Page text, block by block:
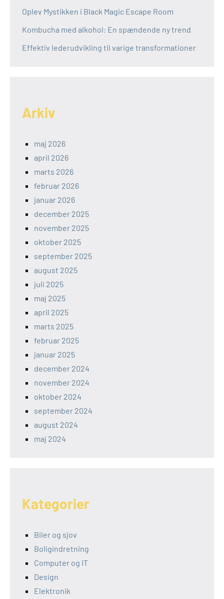
Oplev Mystikken i Black Magic Escape Room
Kombucha med alkohol: En spændende ny trend
Effektiv lederudvikling til varige transformationer
Arkiv
maj 2026
april 2026
marts 2026
februar 2026
januar 2026
december 2025
november 2025
oktober 2025
september 2025
august 2025
juli 2025
maj 2025
april 2025
marts 2025
februar 2025
januar 2025
december 2024
november 2024
oktober 2024
september 2024
august 2024
maj 2024
Kategorier
Biler og sjov
Boligindretning
Computer og IT
Design
Elektronik